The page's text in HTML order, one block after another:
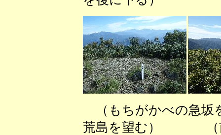
（もちがかべの急坂
荒島を望む） （前